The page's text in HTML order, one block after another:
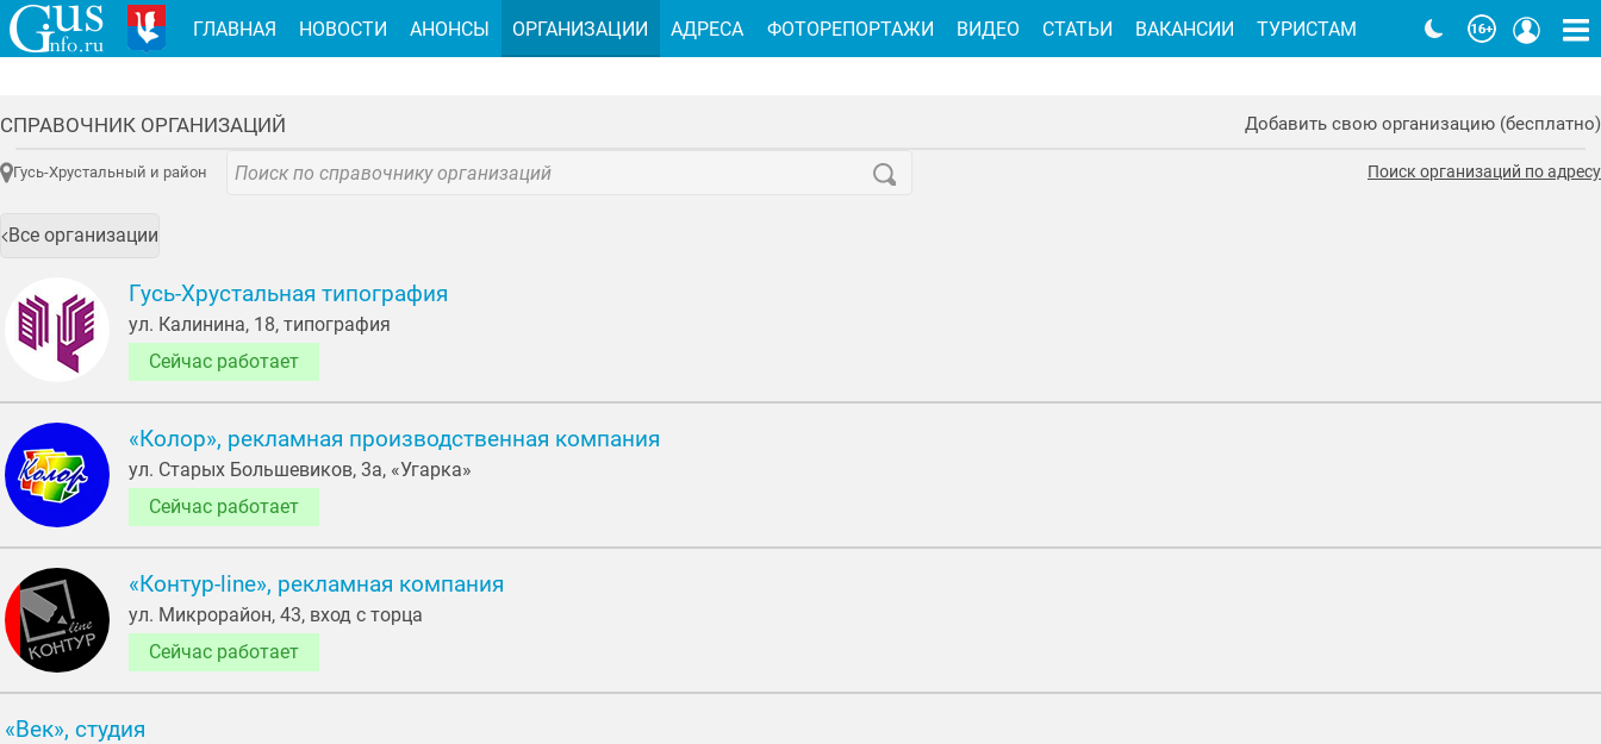
СПРАВОЧНИК ОРГАНИЗАЦИЙ Добавить свою организацию (бесплатно)
Гусь-Хрустальный и район Поиск организаций по адресу
Все организации
Гусь-Хрустальная типография
ул. Калинина, 18, типография
Сейчас работает
«Колор», рекламная производственная компания
ул. Старых Большевиков, 3а, «Угарка»
Сейчас работает
«Контур-line», рекламная компания
ул. Микрорайон, 43, вход с торца
Сейчас работает
«Век», студия
ГЛАВНАЯ НОВОСТИ АНОНСЫ ОРГАНИЗАЦИИ АДРЕСА ФОТОРЕПОРТАЖИ ВИДЕО СТАТЬИ ВАКАНСИИ ТУРИСТАМ